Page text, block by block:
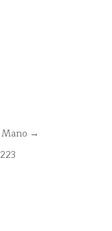
Mano →